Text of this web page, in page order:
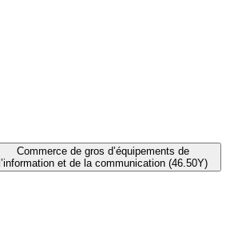
Commerce de gros d’équipements de
l’information et de la communication (46.50Y)